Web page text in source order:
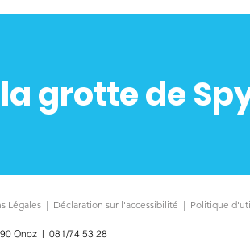
grotte de
Légales | Déclaration sur l'accessibilité | Politique
Onoz | 081/74 53 28